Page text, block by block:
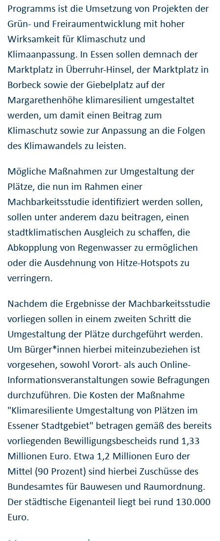
Programms ist die Umsetzung von Projekten der
Grün- und Freiraumentwicklung mit hoher
Wirksamkeit für Klimaschutz und
Klimaanpassung. In Essen sollen demnach der
Marktplatz in Überruhr-Hinsel, der Marktplatz in
Borbeck sowie der Giebelplatz auf der
Margarethenhöhe klimaresilient umgestaltet
werden, um damit einen Beitrag zum
Klimaschutz sowie zur Anpassung an die Folgen
des Klimawandels zu leisten.
Mögliche Maßnahmen zur Umgestaltung der
Plätze, die nun im Rahmen einer
Machbarkeitsstudie identifiziert werden sollen,
sollen unter anderem dazu beitragen, einen
stadtklimatischen Ausgleich zu schaffen, die
Abkopplung von Regenwasser zu ermöglichen
oder die Ausdehnung von Hitze-Hotspots zu
verringern.
Nachdem die Ergebnisse der Machbarkeitsstudie
vorliegen sollen in einem zweiten Schritt die
Umgestaltung der Plätze durchgeführt werden.
Um Bürger*innen hierbei miteinzubeziehen ist
vorgesehen, sowohl Vorort- als auch Online-
Informationsveranstaltungen sowie Befragungen
durchzuführen. Die Kosten der Maßnahme
"Klimaresiliente Umgestaltung von Plätzen im
Essener Stadtgebiet" betragen gemäß des bereits
vorliegenden Bewilligungsbescheids rund 1,33
Millionen Euro. Etwa 1,2 Millionen Euro der
Mittel (90 Prozent) sind hierbei Zuschüsse des
Bundesamtes für Bauwesen und Raumordnung.
Der städtische Eigenanteil liegt bei rund 130.000
Euro.